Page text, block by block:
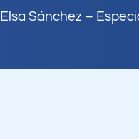
Elsa Sánchez –